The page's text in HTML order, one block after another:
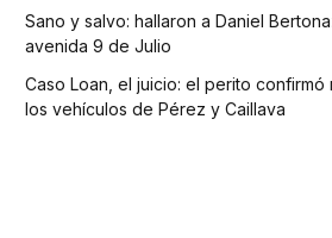
Sano y salvo: hallaron a Daniel
avenida 9 de Julio
Caso Loan, el juicio: el perito
los vehículos de Pérez y Caillava